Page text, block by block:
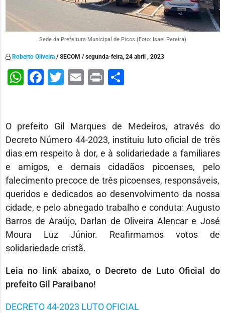
Sede da Prefeitura Municipal de Picos (Foto: Isael Pereira)
Roberto Oliveira/ SECOM / segunda-feira, 24 abril , 2023
WhatsApp
Facebook
Twitter
EmailPrint
O prefeito Gil Marques de Medeiros, através do
Decreto Número 44-2023, instituiu luto oficial de três
dias em respeito à dor, e à solidariedade a familiares
e amigos, e demais cidadãos picoenses, pelo
falecimento precoce de três picoenses, responsáveis,
queridos e dedicados ao desenvolvimento da nossa
cidade, e pelo abnegado trabalho e conduta: Augusto
Barros de Araújo, Darlan de Oliveira Alencar e José
Moura Luz Júnior. Reafirmamos votos de
solidariedade cristã.
Leia no link abaixo, o Decreto de Luto Oficial do
prefeito Gil Paraibano!
DECRETO 44-2023 LUTO OFICIAL